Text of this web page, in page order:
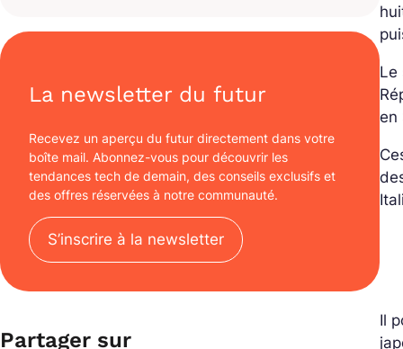
La newsletter du futur
Recevez un aperçu du futur directement dans votre
boîte mail. Abonnez-vous pour découvrir les
tendances tech de demain, des conseils exclusifs et
des offres réservées à notre communauté.
S’inscrire à la newsletter
Partager sur
Le
en
Il